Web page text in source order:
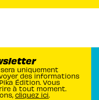
uniquement
des informations
Édition. Vous
à tout moment.
cliquez ici.